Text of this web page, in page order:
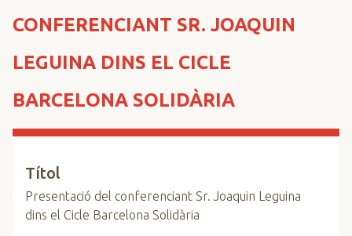
CONFERENCIANT SR. JOAQUIN
LEGUINA DINS EL CICLE
BARCELONA SOLIDÀRIA
Títol
Presentació del conferenciant Sr. Joaquin Leguina
dins el Cicle Barcelona Solidària